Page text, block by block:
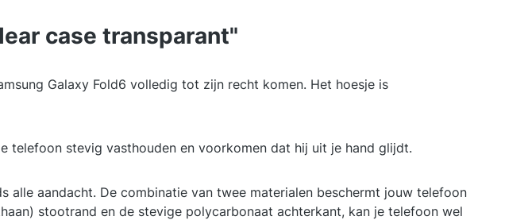
case transparant"
Galaxy Fold6 volledig tot zijn recht komen. Het hoesje is
telefoon stevig vasthouden en voorkomen dat hij uit je hand glijdt.
aandacht. De combinatie van twee materialen beschermt jouw telefoon
stootrand en de stevige polycarbonaat achterkant, kan je telefoon wel